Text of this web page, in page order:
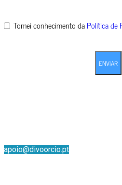
Tomei conhecimento daPolítica de
ENVIAR
apoio@divoorcio.pt